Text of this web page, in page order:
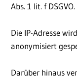
Abs. 1 lit. f DSGVO.
Die IP-Adresse
anonymisiert
Darüber hinaus